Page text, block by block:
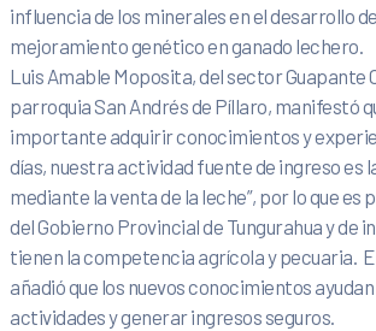
influencia de los minerales en el desarrollo
mejoramiento genético en ganado lechero.
Luis Amable Moposita, del sector Guapante
parroquia San Andrés de Píllaro, manifestó
importante adquirir conocimientos y
días, nuestra actividad fuente de ingreso es
mediante la venta de la leche”, por lo que es
del Gobierno Provincial de Tungurahua y de
tienen la competencia agrícola y pecuaria.
añadió que los nuevos conocimientos
actividades y generar ingresos seguros.